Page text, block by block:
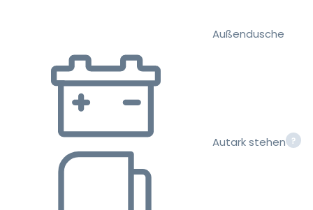
Außendusche
Autark stehen